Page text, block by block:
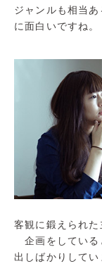
ジャンルも相当
に面白いですね。
客観に鍛えられた
企画をしている
出しばかりして